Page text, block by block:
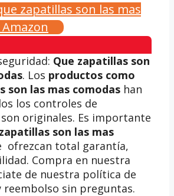
zapatillas son las mas
Que zapatillas son
. Los productos como
son las mas comodas han
los controles de
originales. Es importante
son las mas
ofrezcan total garantía,
Compra en nuestra
de nuestra política de
reembolso sin preguntas.